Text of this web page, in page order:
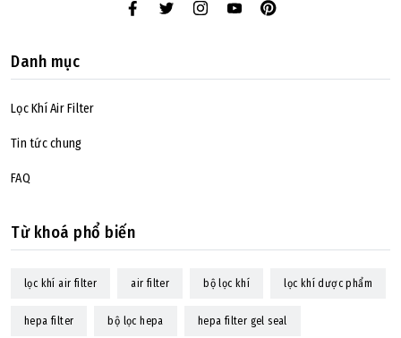
Danh mục
Lọc Khí Air Filter
Tin tức chung
FAQ
Từ khoá phổ biến
lọc khí air filter air filter bộ lọc khí lọc khí dược phẩm
hepa filter bộ lọc hepa hepa filter gel seal